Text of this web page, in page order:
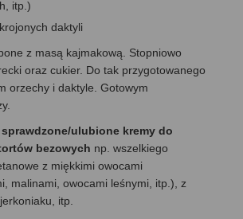
itp.)
daktyli
z masą kajmakową. Stopniowo
oraz cukier. Do tak przygotowanego
orzechy i daktyle. Gotowym
ulubione kremy do
bezowych np. wszelkiego
z miękkimi owocami
malinami, owocami leśnymi, itp.), z
itp.